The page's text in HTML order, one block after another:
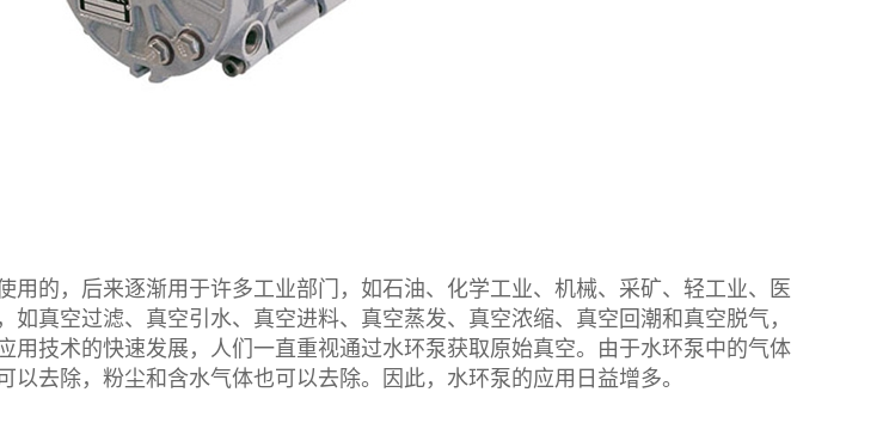
的，后来逐渐用于许多工业部门，如石油、化学工业、机械、采矿、轻工业、医
如真空过滤、真空引水、真空进料、真空蒸发、真空浓缩、真空回潮和真空脱气，
用技术的快速发展，人们一直重视通过水环泵获取原始真空。由于水环泵中的气体
以去除，粉尘和含水气体也可以去除。因此，水环泵的应用日益增多。